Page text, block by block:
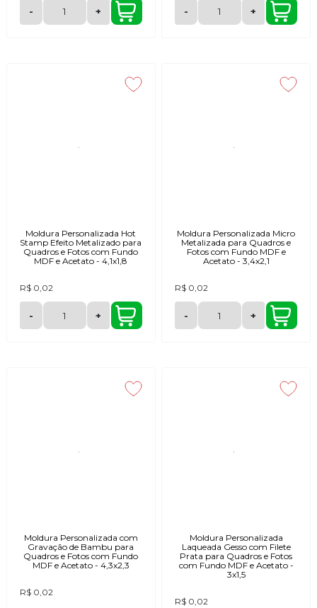
- + - +
Moldura Personalizada Hot
Stamp Efeito Metalizado para
Quadros e Fotos com Fundo
MDF e Acetato - 4,1x1,8
R$ 0,02
- +
Moldura Personalizada Micro
Metalizada para Quadros e
Fotos com Fundo MDF e
Acetato - 3,4x2,1
R$ 0,02
- +
Moldura Personalizada com
Gravação de Bambu para
Quadros e Fotos com Fundo
MDF e Acetato - 4,3x2,3
R$ 0,02
Moldura Personalizada
Laqueada Gesso com Filete
Prata para Quadros e Fotos
com Fundo MDF e Acetato -
3x1,5
R$ 0,02